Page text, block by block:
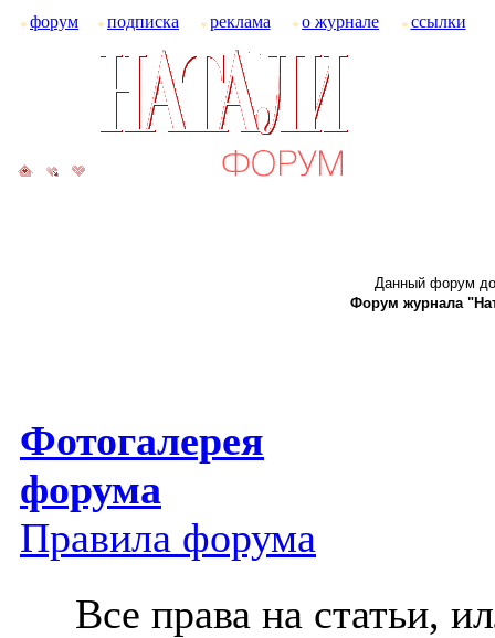
форум подписка реклама о журнале ссылки
Данный форум
Форум журнала
Фотогалерея
форума
Правила форума
Все права на статьи,